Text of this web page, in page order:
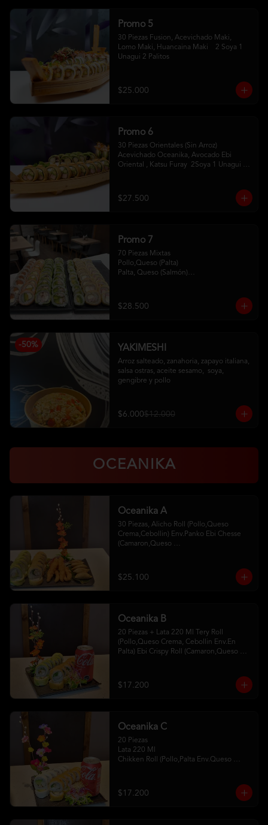
Promo 5
30 Piezas Fusion, Acevichado Maki,
Lomo Maki, Huancaina Maki    2 Soya 1
Unagui 2 Palitos
$25.000
Promo 6
30 Piezas Orientales (Sin Arroz)
Acevichado Oceanika, Avocado Ebi
Oriental , Katsu Furay  2Soya 1 Unagui 2
$27.500
Promo 7
70 Piezas Mixtas
Pollo,Queso (Palta)
Palta, Queso (Salmón)
Kanikama, Queso (Tempura)
Camaron, Queso (Panko)
$28.500
-50% YAKIMESHI
Arroz salteado, zanahoria, zapayo italiana,
salsa ostras, aceite sesamo,  soya,
gengibre y pollo
$6.000$12.000
OCEANIKA
Oceanika A
30 Piezas, Alicho Roll (Pollo,Queso
Crema,Cebollin) Env.Panko Ebi Chesse
(Camaron,Queso
2Palitos - 2 Soya- 1Unagui
$25.100
Oceanika B
20 Piezas + Lata 220 Ml Tery Roll
(Pollo,Queso Crema, Cebollin Env.En
Palta) Ebi Crispy Roll (Camaron,Queso
$17.200
Oceanika C
20 Piezas
Lata 220 Ml
Chikken Roll (Pollo,Palta Env.Queso
Crema ,Cebollin Env Tempura)
2Palitos -1  Soya -1 Unagui
$17.200